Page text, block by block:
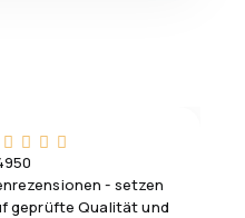
- setzen
geprüfte Qualität und